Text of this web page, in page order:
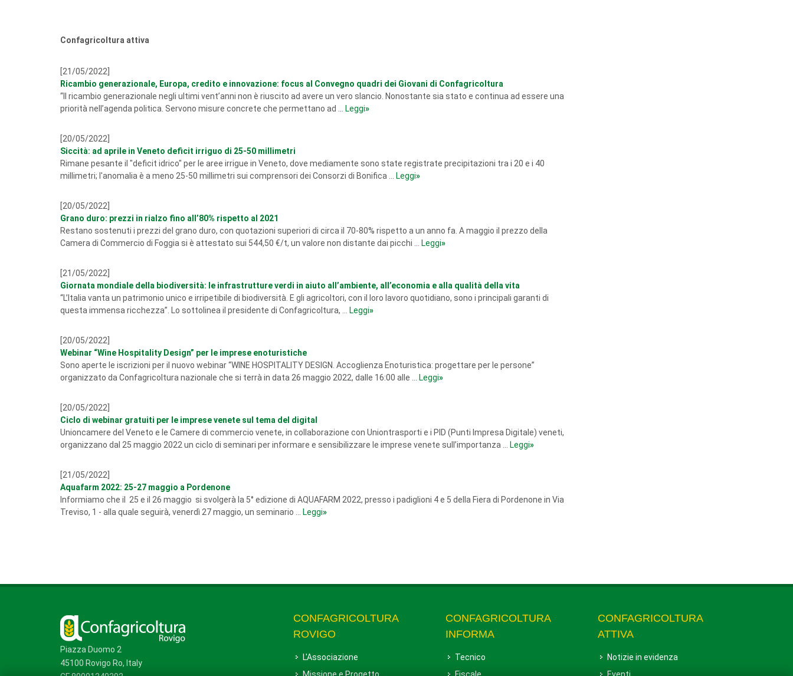
Confagricoltura attiva
[21/05/2022]
Ricambio generazionale, Europa, credito e innovazione: focus al Convegno quadri dei Giovani di Confagricoltura
“Il ricambio generazionale negli ultimi vent’anni non è riuscito ad avere un vero slancio. Nonostante sia stato e continua ad essere una
priorità nell’agenda politica. Servono misure concrete che permettano ad ...
Leggi»
[20/05/2022]
Siccità: ad aprile in Veneto deficit irriguo di 25-50 millimetri
Rimane pesante il "deficit idrico" per le aree irrigue in Veneto, dove mediamente sono state registrate precipitazioni tra i 20 e i 40
millimetri; l'anomalia è a meno 25-50 millimetri sui comprensori dei Consorzi di Bonifica ...
Leggi»
[20/05/2022]
Grano duro: prezzi in rialzo fino all’80% rispetto al 2021
Restano sostenuti i prezzi del grano duro, con quotazioni superiori di circa il 70-80% rispetto a un anno fa. A maggio il prezzo della
Camera di Commercio di Foggia si è attestato sui 544,50 €/t, un valore non distante dai picchi ...
Leggi»
[21/05/2022]
Giornata mondiale della biodiversità: le infrastrutture verdi in aiuto all’ambiente, all’economia e alla qualità della vita
“L’Italia vanta un patrimonio unico e irripetibile di biodiversità. E gli agricoltori, con il loro lavoro quotidiano, sono i principali garanti di
questa immensa ricchezza”. Lo sottolinea il presidente di Confagricoltura, ...
Leggi»
[20/05/2022]
Webinar “Wine Hospitality Design” per le imprese enoturistiche
Sono aperte le iscrizioni per il nuovo webinar “WINE HOSPITALITY DESIGN. Accoglienza Enoturistica: progettare per le persone”
organizzato da Confagricoltura nazionale che si terrà in data 26 maggio 2022, dalle 16:00 alle ...
Leggi»
[20/05/2022]
Ciclo di webinar gratuiti per le imprese venete sul tema del digital
Unioncamere del Veneto e le Camere di commercio venete, in collaborazione con Uniontrasporti e i PID (Punti Impresa Digitale) veneti,
organizzano dal 25 maggio 2022 un ciclo di seminari per informare e sensibilizzare le imprese venete sull’importanza ...
Leggi»
[21/05/2022]
Aquafarm 2022: 25-27 maggio a Pordenone
Informiamo che il 25 e il 26 maggio si svolgerà la 5° edizione di AQUAFARM 2022, presso i padiglioni 4 e 5 della Fiera di Pordenone in Via
Treviso, 1 - alla quale seguirà, venerdì 27 maggio, un seminario ...
Leggi»
Piazza Duomo 2
45100 Rovigo Ro, Italy
CONFAGRICOLTURA
ROVIGO
L'Associazione
CONFAGRICOLTURA
INFORMA
Tecnico
CONFAGRICOLTURA
ATTIVA
Notizie in evidenza